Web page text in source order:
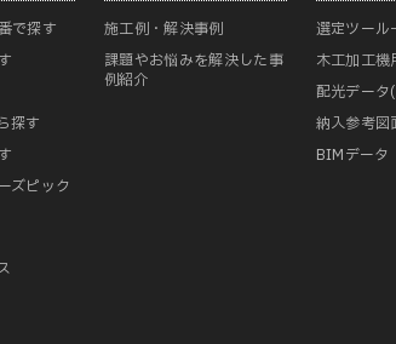
で探す
探す
ズピック
施工例・解決事例
課題やお悩みを解決した事
例紹介
選定ツール
木工加工機
配光データ
納入参考図
BIMデータ